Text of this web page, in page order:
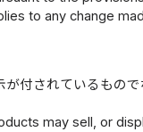
to any change
付されているもの
may sell, or